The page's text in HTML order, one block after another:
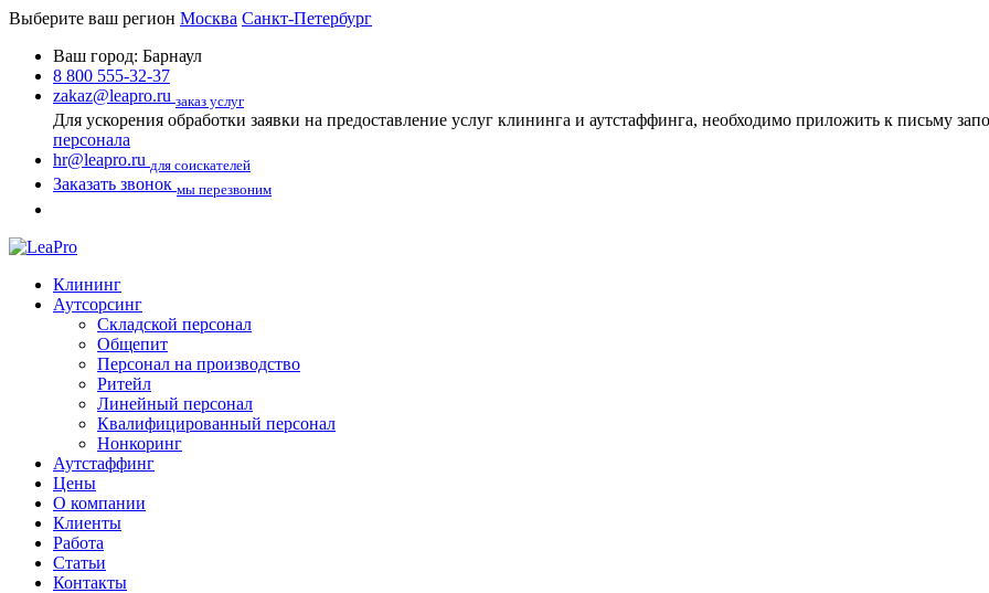
Выберите ваш регион Москва Санкт-Петербург
Ваш город: Барнаул
8 800 555-32-37
zakaz@leapro.ru заказ услуг
Для ускорения обработки заявки на предоставление услуг клининга и аутстаффинга, необходимо приложить к письму
персонала
hr@leapro.ru для соискателей
Заказать звонок мы перезвоним
Клининг
Аутсорсинг
Складской персонал
Общепит
Персонал на производство
Ритейл
Линейный персонал
Квалифицированный персонал
Нонкоринг
Аутстаффинг
Цены
О компании
Клиенты
Работа
Статьи
Контакты